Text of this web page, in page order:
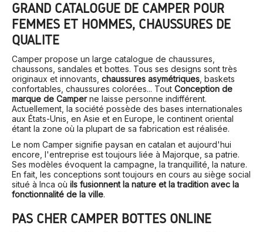
GRAND CATALOGUE DE CAMPER POUR
FEMMES ET HOMMES, CHAUSSURES DE
QUALITÉ
Camper propose un large catalogue de chaussures,
chaussons, sandales et bottes. Tous ses designs sont très
originaux et innovants, chaussures asymétriques, baskets
confortables, chaussures colorées... Tout Conception de
marque de Camperne laisse personne indifférent.
Actuellement, la société possède des bases internationales
aux États-Unis, en Asie et en Europe, le continent oriental
étant la zone où la plupart de sa fabrication est réalisée.
Le nom Camper signifie paysan en catalan et aujourd'hui
encore, l'entreprise est toujours liée à Majorque, sa patrie.
Ses modèles évoquent la campagne, la tranquillité, la nature.
En fait, les conceptions sont toujours en cours au siège social
situé à Inca où ils fusionnent la nature et la tradition avec la
fonctionnalité de la ville.
PAS CHER CAMPER BOTTES ONLINE